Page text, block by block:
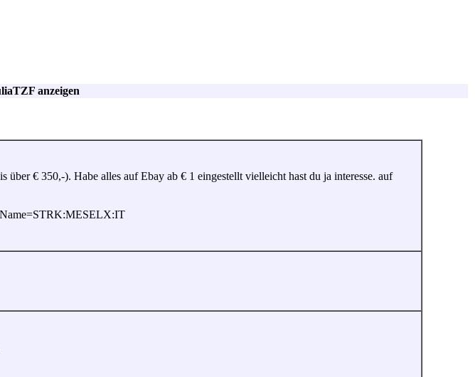
anzeigen
€ 350,-). Habe alles auf Ebay ab € 1 eingestellt vielleicht hast du ja interesse. auf